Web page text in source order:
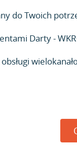
do Twoich
Darty -